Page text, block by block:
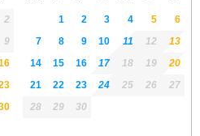
2
9
1 2 3 4 5
6
7
8 9 10 11 12
13
14
15 16 17 18 19
20
21
22 23 24 25 26
27
28
29 30